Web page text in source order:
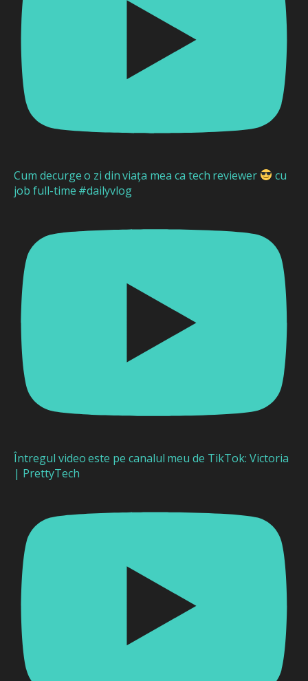
Cum decurge o zi din viața mea ca tech reviewer
cu
job full-time #dailyvlog
Întregul video este pe canalul meu de TikTok: Victoria
| PrettyTech